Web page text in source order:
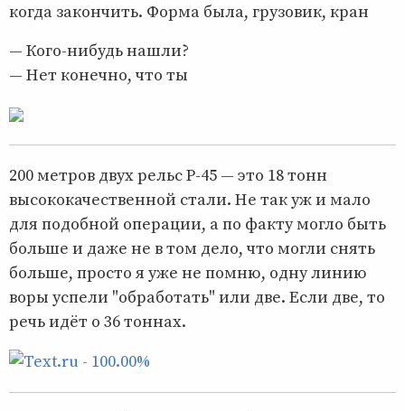
когда закончить. Форма была, грузовик, кран
— Кого-нибудь нашли?
— Нет конечно, что ты
200 метров двух рельс Р-45 — это 18 тонн
высококачественной стали. Не так уж и мало
для подобной операции, а по факту могло быть
больше и даже не в том дело, что могли снять
больше, просто я уже не помню, одну линию
воры успели "обработать" или две. Если две, то
речь идёт о 36 тоннах.